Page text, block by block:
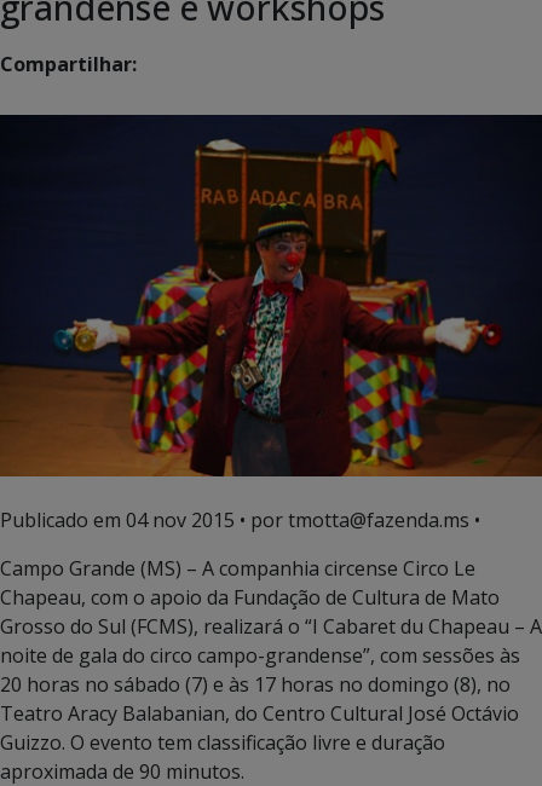
Compartilhar:
Publicado em 04 nov 2015 • por tmotta@fazenda.ms •
Campo Grande (MS) – A companhia circense Circo Le
Chapeau, com o apoio da Fundação de Cultura de Mato
Grosso do Sul (FCMS), realizará o “I Cabaret du Chapeau – A
noite de gala do circo campo-grandense”, com sessões às
20 horas no sábado (7) e às 17 horas no domingo (8), no
Teatro Aracy Balabanian, do Centro Cultural José Octávio
Guizzo. O evento tem classificação livre e duração
aproximada de 90 minutos.